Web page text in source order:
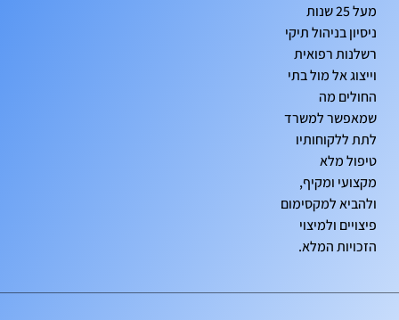
מעל 25 שנות
ניסיון בניהול תיקי
רשלנות רפואית
וייצוג אל מול בתי
החולים מה
שמאפשר למשרד
לתת ללקוחותיו
טיפול מלא
מקצועי ומקיף,
ולהביא למקסימום
פיצויים ולמיצוי
הזכויות המלא.